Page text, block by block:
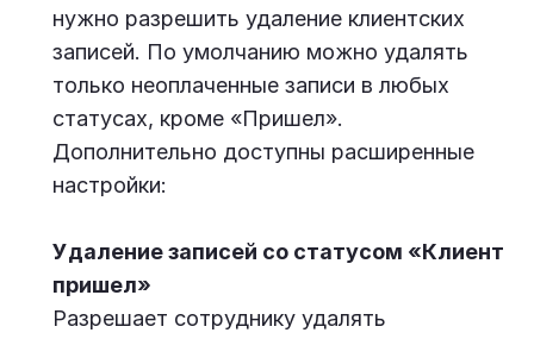
нужно разрешить удаление клиентских
записей. По умолчанию можно удалять
только неоплаченные записи в любых
статусах, кроме «Пришел».
Дополнительно доступны расширенные
настройки:
Удаление записей со статусом «Клиент
пришел»
Разрешает сотруднику удалять